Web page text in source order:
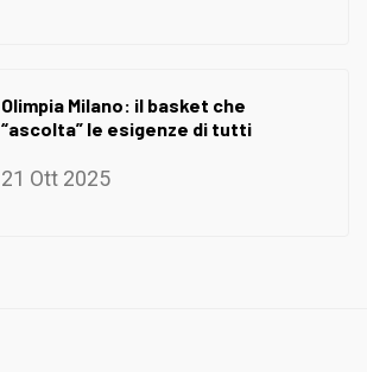
Olimpia Milano: il basket che
“ascolta” le esigenze di tutti
21 Ott 2025